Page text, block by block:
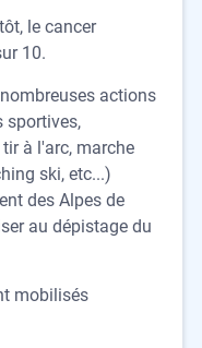
le cancer
10.
actions
sportives,
à l'arc, marche
ski, etc...)
des Alpes de
au dépistage du
mobilisés